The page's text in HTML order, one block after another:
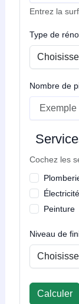
Entrez la
Type de
Nombre de
Cochez les
Électricité
Peinture
Niveau de
Calculer